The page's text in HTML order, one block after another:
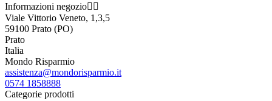
Informazioni negozio 
Viale Vittorio Veneto, 1,3,5
59100 Prato (PO)
Prato
Italia
Mondo Risparmio
assistenza@mondorisparmio.it
0574 1858888
Categorie prodotti